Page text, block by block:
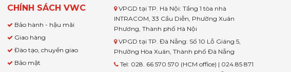
CHÍNH SÁCH VWC
Bảo hành - hậu mãi
Giao hàng
Đào tạo, chuyển giao
Bảo mật
VPGD tại TP. Hà Nội: Tầng 1 tòa nhà
INTRACOM, 33 Cầu Diễn, Phường Xuân
Phương, Thành phố Hà Nội
VPGD tại TP. Đà Nẵng: Số 10 Lỗ Giáng 5,
Phường Hòa Xuân, Thành phố Đà Nẵng
Tel: 028. 66 570 570 (HCM office) | 024.85 871